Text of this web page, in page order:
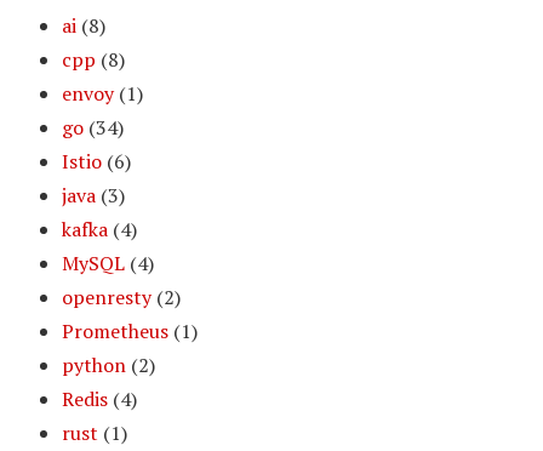
ai (8)
cpp (8)
envoy(1)
go (34)
Istio (6)
java (3)
kafka (4)
MySQL (4)
openresty(2)
Prometheus (1)
python (2)
Redis (4)
rust (1)